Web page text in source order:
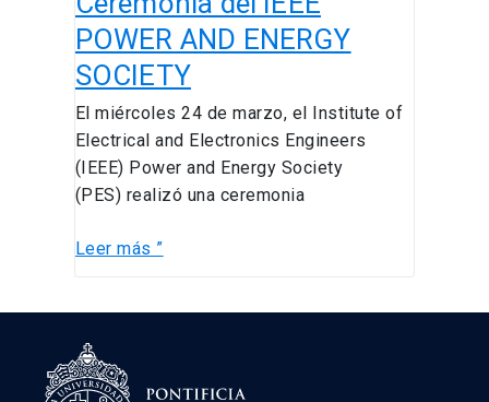
POWER AND ENERGY
SOCIETY
El miércoles 24 de marzo, el Institute of
Electrical and Electronics Engineers
(IEEE) Power and Energy Society
(PES) realizó una ceremonia
Leer más ”